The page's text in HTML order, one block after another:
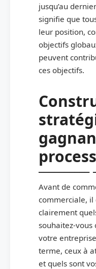
jusqu’au
signifie que
leur position,
objectifs
peuvent
ces objectifs.
Avant de
commerciale,
clairement
souhaitez-vous
votre
terme, ceux à
et quels sont